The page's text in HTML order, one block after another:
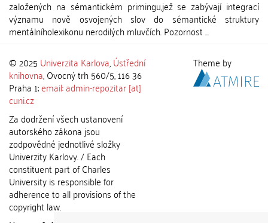
založených na sémantickém primingu,jež se zabývají integrací
významu nově osvojených slov do sémantické struktury
mentálníholexikonu nerodilých mluvčích. Pozornost ...
© 2025 Univerzita Karlova,Ústřední
knihovna, Ovocný trh 560/5, 116 36
Praha 1;email: admin-repozitar [at]
cuni.cz
Za dodržení všech ustanovení
autorského zákona jsou
zodpovědné jednotlivé složky
Univerzity Karlovy. / Each
constituent part of Charles
University is responsible for
adherence to all provisions of the
copyright law.
Theme by